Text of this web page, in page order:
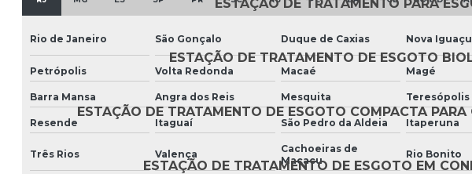
ESTAÇÃO DE TRATAMENTO PARA
ESTAÇÃO DE TRATAMENTO DE ESGOTO
ESTAÇÃO DE TRATAMENTO DE ESGOTO COMPACTA
ESTAÇÃO DE TRATAMENTO DE ESGOTO EM
Rio de Janeiro São Gonçalo Duque de Caxias Nova Iguaçu
Petrópolis Volta Redonda Macaé Magé
Barra Mansa Angra dos Reis Mesquita Teresópolis
Resende Itaguaí São Pedro da Aldeia Itaperuna
Três Rios Valença
Cachoeiras de
Macacu
Rio Bonito